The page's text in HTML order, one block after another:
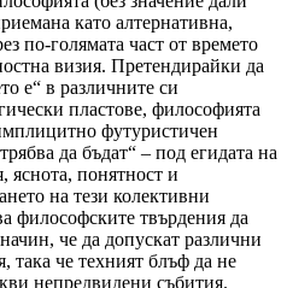
като алтернативна,
по-голямата част от времето
визия. Претендирайки да
е“ в различните си
пластове, философията
футуристичен
да бъдат“ – под егидата на
яснота, понятност и
на тези колективни
философските твърдения да
че да допускат различни
че техният блъф да не
непредвидени събития.